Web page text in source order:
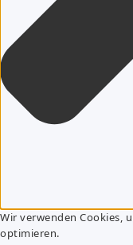
Wir verwenden Cookies,
optimieren.